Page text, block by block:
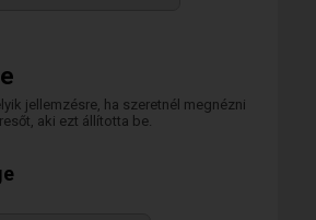
jellemzésre, ha szeretnél megnézni
aki ezt állította be.